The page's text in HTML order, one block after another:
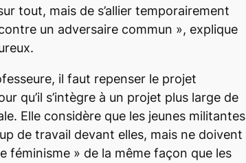
tout, mais de s’allier temporairement
un adversaire commun », explique
il faut repenser le projet
qu’il s’intègre à un projet plus large de
Elle considère que les jeunes militantes
de travail devant elles, mais ne doivent
féminisme » de la même façon que les